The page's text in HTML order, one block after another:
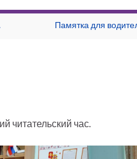
Памятка для
читательский час.